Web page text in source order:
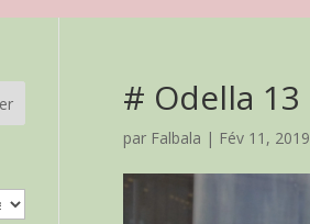
# Odella 13
par Falbala | Fév 11, 2019